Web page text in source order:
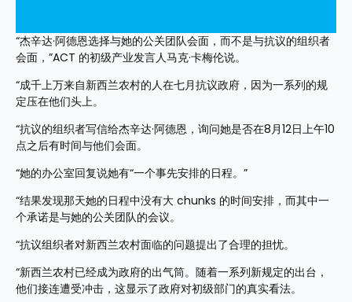
“杰辛达·阿德恩选择与她的公关团队会面，而不是与抗议的组织者
会面，”ACT 的初级产业发言人马克·卡梅伦说。
“成千上万来自新西兰农村的人在七月抗议政府，因为一系列的规
定压在他们头上。
“抗议的组织者写信给杰辛达·阿德恩，询问她是否在8月12日上午10
点之后有时间与他们会面。
“她的办公室回复说她有“一个事先安排的日程。”
“结果发现那天她的日程中没有大 chunks 的时间安排，而其中一
个承诺是与她的公关团队的会议。
“抗议组织者对新西兰农村面临的问题提出了合理的担忧。
“新西兰农村已经成为政府的出气筒。随着一系列新规定的出台，
他们接连遭受冲击，这显示了政府对初级部门的真实看法。